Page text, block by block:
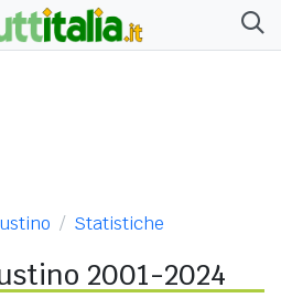
Statistiche
2001-2024